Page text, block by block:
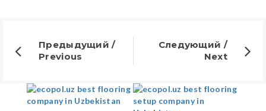
Предыдущий /
Previous
Следующий /
Next